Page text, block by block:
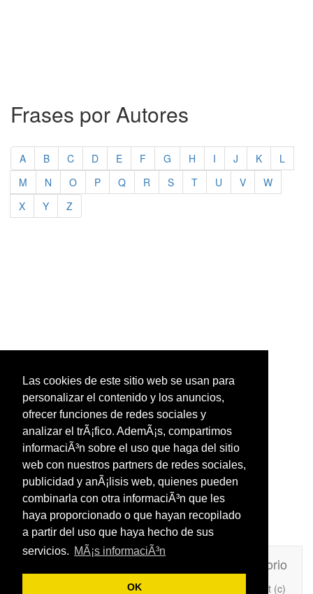
Las cookies de este sitio web se usan para
personalizar el contenido y los anuncios,
ofrecer funciones de redes sociales y
analizar el trÃ¡fico. AdemÃ¡s, compartimos
informaciÃ³n sobre el uso que haga del sitio
web con nuestros partners de redes sociales,
publicidad y anÃ¡lisis web, quienes pueden
combinarla con otra informaciÃ³n que les
haya proporcionado o que hayan recopilado
a partir del uso que haya hecho de sus
servicios. MÃ¡s informaciÃ³n
OK
Frases por Autores
A B C D E F G H I J K
L
M
N O P Q R S T U V
W
X
Y Z
Directorio
Copyright (c)